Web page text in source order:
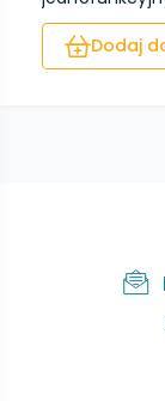
chro...
Dodaj